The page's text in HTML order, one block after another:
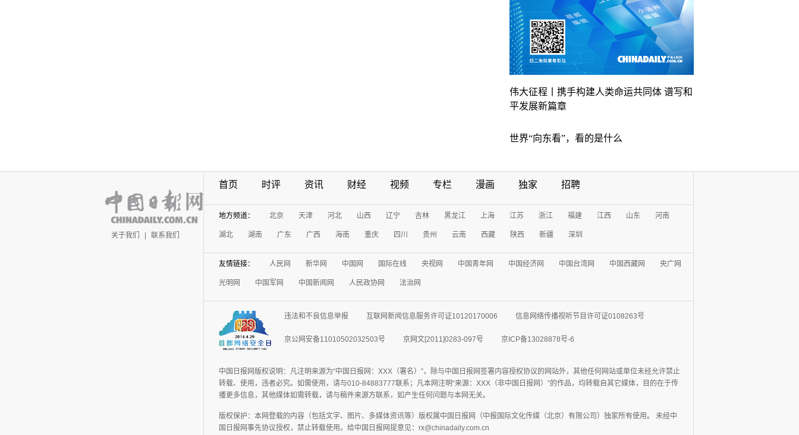
伟大征程丨携手构建人类命运共同体 谱写和
平发展新篇章
世界“向东看”，看的是什么
关于我们 联系我们
首页 时评 资讯 财经 视频 专栏 漫画 独家 招聘
地方频道： 北京 天津 河北 山西 辽宁 吉林 黑龙江 上海 江苏 浙江 福建 江西 山东 河南
湖北 湖南 广东 广西 海南 重庆 四川 贵州 云南 西藏 陕西 新疆 深圳
友情链接： 人民网 新华网 中国网 国际在线 央视网 中国青年网 中国经济网 中国台湾网 中国西藏网 央广网
光明网 中国军网 中国新闻网 人民政协网 法治网
违法和不良信息举报 互联网新闻信息服务许可证10120170006 信息网络传播视听节目许可证0108263号
京公网安备11010502032503号 京网文[2011]0283-097号 京ICP备13028878号-6
中国日报网版权说明：凡注明来源为“中国日报网：XXX（署名）”，除与中国日报网签署内容授权协议的网站外，其他任何网站或单位未经允许禁止
转载、使用，违者必究。如需使用，请与010-84883777联系；凡本网注明“来源：XXX（非中国日报网）”的作品，均转载自其它媒体，目的在于传
播更多信息，其他媒体如需转载，请与稿件来源方联系，如产生任何问题与本网无关。
版权保护：本网登载的内容（包括文字、图片、多媒体资讯等）版权属中国日报网（中报国际文化传媒（北京）有限公司）独家所有使用。 未经中
国日报网事先协议授权，禁止转载使用。给中国日报网提意见：rx@chinadaily.com.cn